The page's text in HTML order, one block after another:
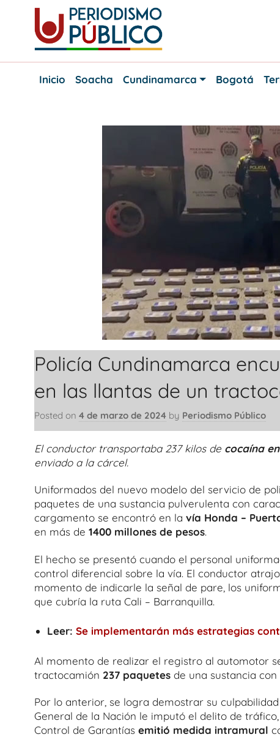
content
Periodismo
Noticias
Inicio
Soacha Cundinamarca Bogotá
Policía Cundinamarca
en las llantas de un
Posted on 4 de marzo de 2024 by Periodismo Público
El conductor transportaba 237 kilos de cocaína
enviado a la cárcel.
Uniformados del nuevo modelo del servicio de
paquetes de una sustancia pulverulenta con
cargamento se encontró en la vía Honda –
en más de 1400 millones de pesos.
El hecho se presentó cuando el personal
control diferencial sobre la vía. El conductor
momento de indicarle la señal de pare, los
que cubría la ruta Cali – Barranquilla.
Leer:Se implementarán más estrategias
Al momento de realizar el registro al automotor
tractocamión 237 paquetes de una sustancia
Por lo anterior, se logra demostrar su
General de la Nación le imputó el delito de
Control de Garantías emitió medida intramural